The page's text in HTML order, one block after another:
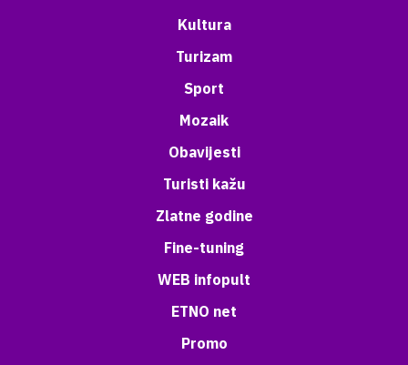
Kultura
Turizam
Sport
Mozaik
Obavijesti
Turisti kažu
Zlatne godine
Fine-tuning
WEB infopult
ETNO net
Promo